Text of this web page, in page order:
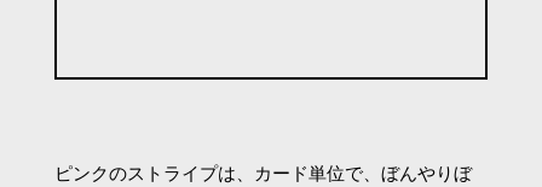
ピンクのストライプは、カード単位で、ぼんやりぼ